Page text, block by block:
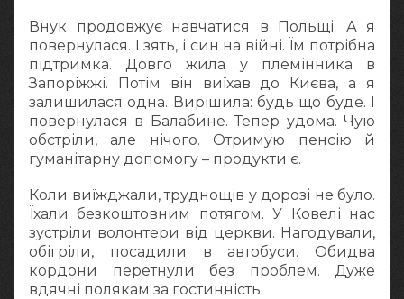
Внук продовжує навчатися в Польщі. А я
повернулася. І зять, і син на війні. Їм потрібна
підтримка. Довго жила у племінника в
Запоріжжі. Потім він виїхав до Києва, а я
залишилася одна. Вирішила: будь що буде. І
повернулася в Балабине. Тепер удома. Чую
обстріли, але нічого. Отримую пенсію й
гуманітарну допомогу – продукти є.
Коли виїжджали, труднощів у дорозі не було.
Їхали безкоштовним потягом. У Ковелі нас
зустріли волонтери від церкви. Нагодували,
обігріли, посадили в автобуси. Обидва
кордони перетнули без проблем. Дуже
вдячні полякам за гостинність.